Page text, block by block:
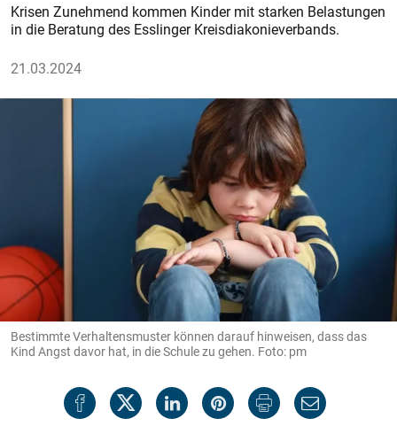
Krisen Zunehmend kommen Kinder mit starken Belastungen
in die Beratung des Esslinger Kreisdiakonieverbands.
21.03.2024
Bestimmte Verhaltensmuster können darauf hinweisen, dass das
Kind Angst davor hat, in die Schule zu gehen. Foto: pm